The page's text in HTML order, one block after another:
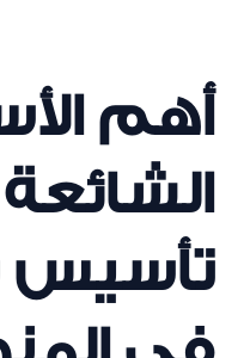
أهم
تأسيس